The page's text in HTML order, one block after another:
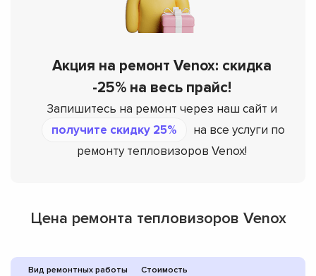
Акция на ремонт Venox: скидка
-25% на весь прайс!
Запишитесь на ремонт через наш сайт и
получите скидку 25%
на все услуги по
ремонту тепловизоров Venox!
Цена ремонта тепловизоров Venox
Вид ремонтных работы Стоимость